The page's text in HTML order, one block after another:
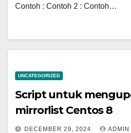
Contoh : Contoh 2 : Contoh…
UNCATEGORIZED
Script untuk
mirrorlist Centos 8
DECEMBER 29, 2024 ADMIN